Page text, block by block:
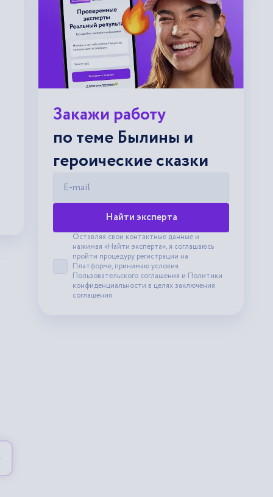
Закажи работу
по теме Былины и
героические сказки
Найти эксперта
Принять пользовательское соглашение
Оставляя свои контактные данные и
нажимая «Найти эксперта», я соглашаюсь
пройти процедуру регистрации на
Платформе, принимаю условия
Пользовательского соглашения и Политики
конфиденциальности в целях заключения
соглашения.